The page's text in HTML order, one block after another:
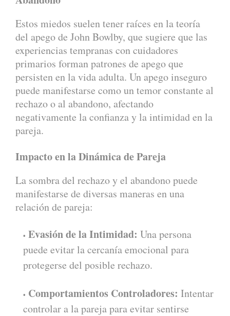
Estos miedos suelen tener raíces en la teoría
del apego de John Bowlby, que sugiere que las
experiencias tempranas con cuidadores
primarios forman patrones de apego que
persisten en la vida adulta. Un apego inseguro
puede manifestarse como un temor constante al
rechazo o al abandono, afectando
negativamente la confianza y la intimidad en la
pareja.
Impacto en la Dinámica de Pareja
La sombra del rechazo y el abandono puede
manifestarse de diversas maneras en una
relación de pareja:
Evasión de la Intimidad: Una persona
puede evitar la cercanía emocional para
protegerse del posible rechazo.
Comportamientos Controladores: Intentar
controlar a la pareja para evitar sentirse